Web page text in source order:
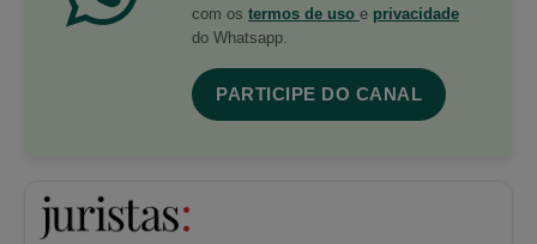
com os termos de uso e privacidade
do Whatsapp.
PARTICIPE DO CANAL